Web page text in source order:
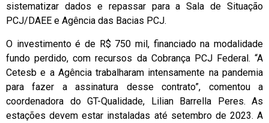
sistematizar dados e repassar para a Sala de Situação
PCJ/DAEE e Agência das Bacias PCJ.
O investimento é de R$ 750 mil, financiado na modalidade
fundo perdido, com recursos da Cobrança PCJ Federal. “A
Cetesb e a Agência trabalharam intensamente na pandemia
para fazer a assinatura desse contrato”, comentou a
coordenadora do GT-Qualidade, Lilian Barrella Peres. As
estações devem estar instaladas até setembro de 2023. A